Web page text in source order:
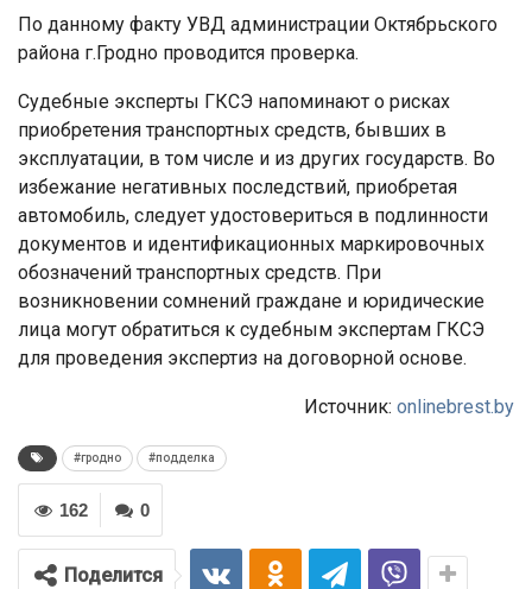
По данному факту УВД администрации Октябрьского
района г.Гродно проводится проверка.
Судебные эксперты ГКСЭ напоминают о рисках
приобретения транспортных средств, бывших в
эксплуатации, в том числе и из других государств. Во
избежание негативных последствий, приобретая
автомобиль, следует удостовериться в подлинности
документов и идентификационных маркировочных
обозначений транспортных средств. При
возникновении сомнений граждане и юридические
лица могут обратиться к судебным экспертам ГКСЭ
для проведения экспертиз на договорной основе.
Источник: onlinebrest.by
#гродно #подделка
0
162
Поделится